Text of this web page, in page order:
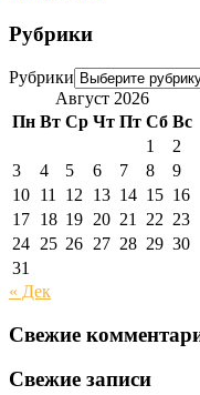
Рубрики
Рубрики
Август 2026
Пн Вт Ср Чт Пт Сб Вс
1
2
3
4 5 6 7 8
9
10 11 12 13 14 15 16
17 18 19 20 21 22 23
24 25 26 27 28 29 30
31
« Дек
Свежие
Свежие записи